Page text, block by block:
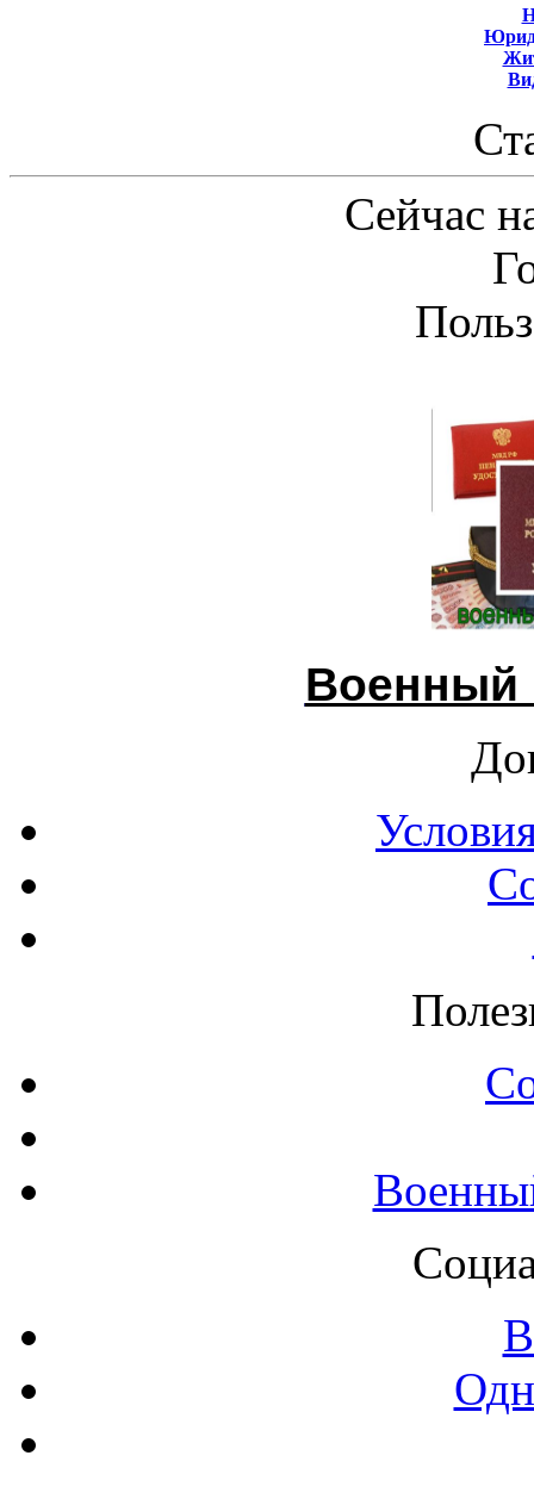
Сейчас
Военный